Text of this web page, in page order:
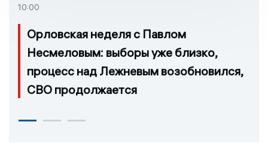
10:00
Орловская неделя с Павлом
Несмеловым: выборы уже близко,
процесс над Лежневым возобновился,
СВО продолжается